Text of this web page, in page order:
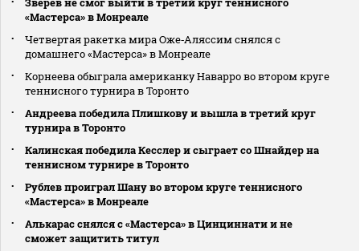
«Мастерса» в Монреале
Четвертая ракетка мира Оже‑Аляссим снялся с
домашнего «Мастерса» в Монреале
Корнеева обыграла американку Наварро во втором круге
теннисного турнира в Торонто
Андреева победила Плишкову и вышла в третий круг
турнира в Торонто
Калинская победила Кесслер и сыграет со Шнайдер на
теннисном турнире в Торонто
Рублев проиграл Шану во втором круге теннисного
«Мастерса» в Монреале
Алькарас снялся с «Мастерса» в Цинциннати и не
сможет защитить титул